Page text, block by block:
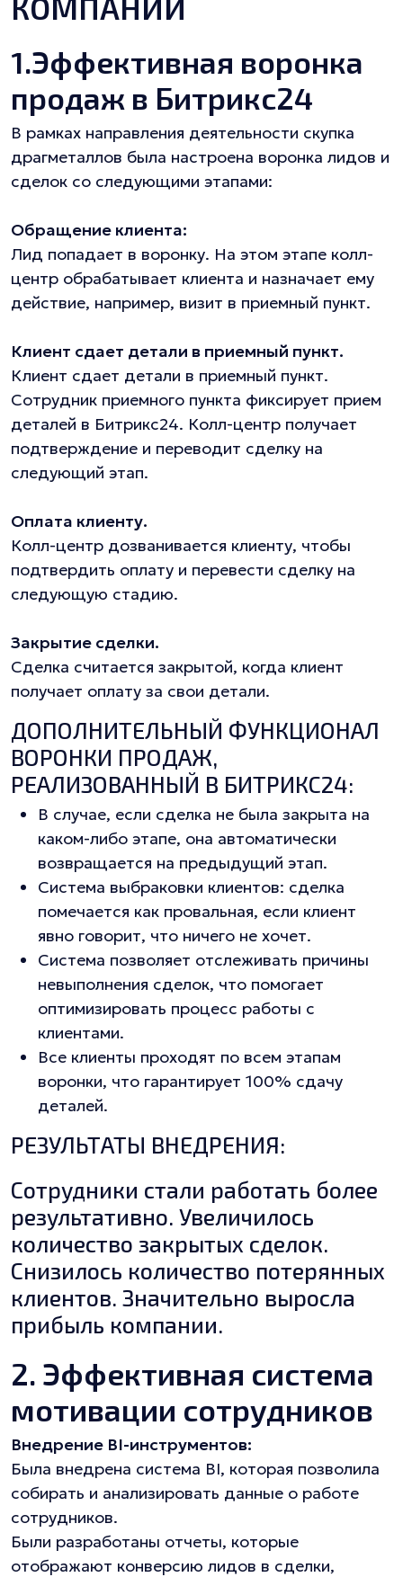
КОМПАНИИ
1.Эффективная воронка
продаж в Битрикс24
В рамках направления деятельности скупка
драгметаллов была настроена воронка лидов и
сделок со следующими этапами:
Обращение клиента:
Лид попадает в воронку. На этом этапе колл-
центр обрабатывает клиента и назначает ему
действие, например, визит в приемный пункт.
Клиент сдает детали в приемный пункт.
Клиент сдает детали в приемный пункт.
Сотрудник приемного пункта фиксирует прием
деталей в Битрикс24. Колл-центр получает
подтверждение и переводит сделку на
следующий этап.
Оплата клиенту.
Колл-центр дозванивается клиенту, чтобы
подтвердить оплату и перевести сделку на
следующую стадию.
Закрытие сделки.
Сделка считается закрытой, когда клиент
получает оплату за свои детали.
ДОПОЛНИТЕЛЬНЫЙ ФУНКЦИОНАЛ
ВОРОНКИ ПРОДАЖ,
РЕАЛИЗОВАННЫЙ В БИТРИКС24:
В случае, если сделка не была закрыта на
каком-либо этапе, она автоматически
возвращается на предыдущий этап.
Система выбраковки клиентов: сделка
помечается как провальная, если клиент
явно говорит, что ничего не хочет.
Система позволяет отслеживать причины
невыполнения сделок, что помогает
оптимизировать процесс работы с
клиентами.
Все клиенты проходят по всем этапам
воронки, что гарантирует 100% сдачу
деталей.
РЕЗУЛЬТАТЫ ВНЕДРЕНИЯ:
Сотрудники стали работать более
результативно. Увеличилось
количество закрытых сделок.
Снизилось количество потерянных
клиентов. Значительно выросла
прибыль компании.
2. Эффективная система
мотивации сотрудников
Внедрение BI-инструментов:
Была внедрена система BI, которая позволила
собирать и анализировать данные о работе
сотрудников.
Были разработаны отчеты, которые
отображают конверсию лидов в сделки,